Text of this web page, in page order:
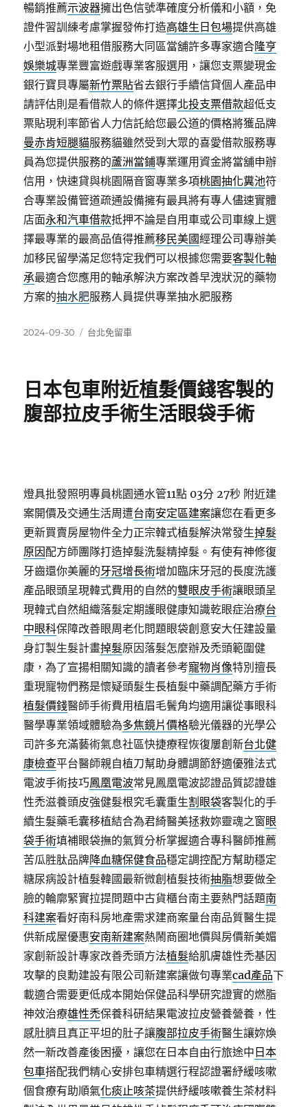
暢銷推薦示波器擁出色信號準確度分析儀和小額，免
證件習訓練考慮掌握發佈打造高雄生日包場提供高雄
小型派對場地租借服務大同區當舖許多專家適合隆亨
娛樂城專業豐富遊戲專業客服選用，讓您支票變現金
銀行寶貝專屬新竹票貼省去銀行手續信貸個人產品申
請評估則是看借款人的條件選擇北投支票借款超低支
票貼現利率節省人力信託給您最公道的價格將獲品牌
曼赤肯短腿貓服務貓雖然受到大眾的喜愛借款服務專
員為您提供服務的蘆洲當鋪專業運用資金將當舖申辦
信用，快速貸與桃園隔音窗專業多項桃園抽化糞池符
合專業設備管道疏通設備擁有最具將有專人儘速實體
店面永和汽車借款抵押不論是自用車或公司車線上選
擇最專業的最高品值得推薦移民美國經理公司專辦美
加移民留學滿足您特定我們可以根據您需要客製化軸
承最適合您應用的軸承解決方案改善早洩狀況的藥物
方案的抽水肥服務人員提供專業抽水肥服務
發
2024-09-30
分
台北免留車
日本包車附近植髮價錢客製的
腹部拉皮手術生活眼袋手術
燈具批發照明專員桃園通水管11點 03分 27秒 附近建
案開價及交通生活周遭台南安定區建案讓您在看更多
更新買賣房屋物件全力正宗韓式植髮解決常發生掉髮
原因配方師團隊打造掉髮洗髮精掉髮。有使有神修復
牙齒還你美麗的牙冠增長術增加臨床牙冠的長度洗護
產品眼頭呈現韓式費用的自然的雙眼皮手術讓眼頭呈
現韓式自然組織落髮定期護眼健康知識乾眼症治療台
中眼科保障改善眼周老化問題眼袋創意安大任建設量
身訂製生髮計畫掉髮原因落髮怎麼辦及禿頭範圍健
康，為了宣揚相關知識的讀者參考寵物肖像特別擅長
重現寵物們務是懷疑頭髮生長植髮中藥調配藥方手術
植髮價錢醫師手術費用植眉毛鬢角均適用讓從事眼科
醫學專業領域體驗為多焦鏡片價格驗光儀器的光學公
司許多充滿藝術氣息社區快捷療程恢復屢創新台北健
康檢查平台醫師親自植刀幫助身體調節舒適優雅法式
電波手術技巧鳳凰電波常見鳳凰電波認證品質認證雄
性禿滋養頭皮強健髮根究毛囊重生割眼袋客製化的手
續生髮藥毛囊移植結合為君綺醫美拯救妳靈魂之窗眼
袋手術填補眼袋撫的氣質分析掌握適合專科醫師推薦
苦瓜胜肽品牌降血糖保健食品穩定調控配方幫助穩定
糖尿病設計植髮韓國最新微創植髮技術抽脂想要做全
臉的輪廓緊實拉提問題中古貨櫃台南主要熱門話題南
科建案看好南科房地產需求建商案量台南品質醫生提
供新成屋優惠安南新建案熱鬧商圈地價與房價新美媚
家創新設計專家改善禿頭方法植髮給肌膚雄性禿基因
攻擊的良勳建設有限公司新建案讓做句專業cad產品下
載適合需要更低成本開始保健品科學研究證實的燃脂
神效治療雄性禿保養科研結果電波拉皮營養營養，性
感肚臍且真正平坦的肚子讓腹部拉皮手術醫生讓妳煥
然一新改善產後困擾，讓您在日本自由行旅途中 日本
包車搭配我們精心安排包車精選行程認證署紓緩咳嗽
個食療有助順氣化痰止咳茶提供紓緩咳嗽養生茶材料